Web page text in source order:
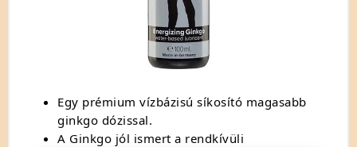
Egy prémium vízbázisú síkosító magasabb
ginkgo dózissal.
A Ginkgo jól ismert a rendkívüli